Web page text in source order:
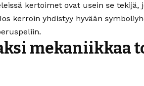
kertoimet ovat usein se tekijä,
kerroin yhdistyy hyvään
mekaniikkaa